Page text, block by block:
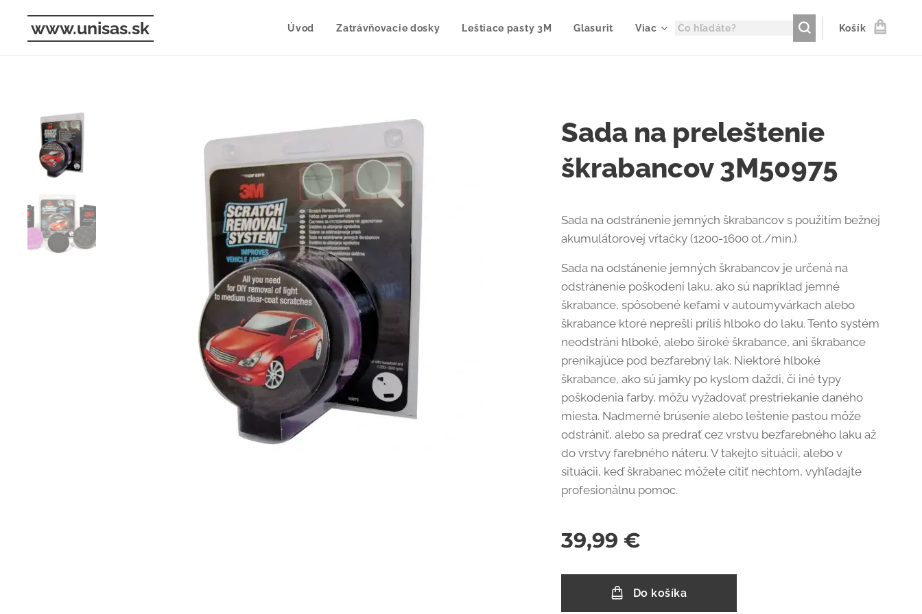
www.unisas.sk Úvod Zatrávňovacie dosky Leštiace pasty 3M Glasurit Viac Košík
Sada na preleštenie
škrabancov 3M50975
Sada na odstránenie jemných škrabancov s použitím bežnej
akumulátorovej vŕtačky (1200-1600 ot./min.)
Sada na odstánenie jemných škrabancov je určená na
odstránenie poškodení laku, ako sú napríklad jemné
škrabance, spôsobené kefami v autoumyvárkach alebo
škrabance ktoré neprešli príliš hlboko do laku. Tento systém
neodstráni hlboké, alebo široké škrabance, ani škrabance
prenikajúce pod bezfarebný lak. Niektoré hlboké
škrabance, ako sú jamky po kyslom daždi, či iné typy
poškodenia farby, môžu vyžadovať prestriekanie daného
miesta. Nadmerné brúsenie alebo leštenie pastou môže
odstrániť, alebo sa predrať cez vrstvu bezfarebného laku až
do vrstvy farebného náteru. V takejto situácii, alebo v
situácii, keď škrabanec môžete cítiť nechtom, vyhľadajte
profesionálnu pomoc.
39,99 €
Do košíka